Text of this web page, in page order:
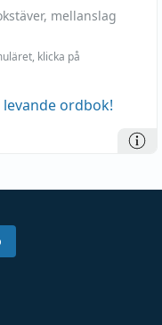
mellanslag
klicka på
ordbok!